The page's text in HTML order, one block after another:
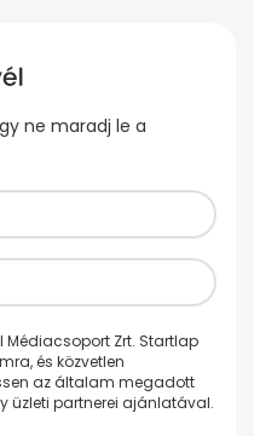
ne maradj le a
Médiacsoport Zrt. Startlap
és közvetlen
az általam megadott
üzleti partnerei ajánlatával.